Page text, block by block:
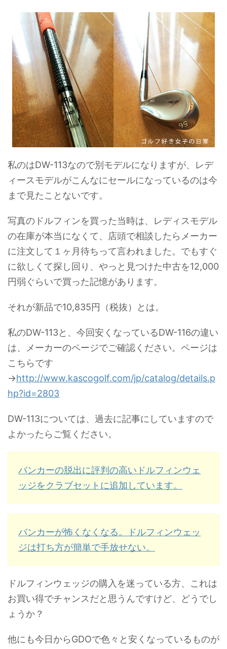
私のはDW-113なので別モデルになりますが、レデ
ィースモデルがこんなにセールになっているのは今
まで見たことないです。
写真のドルフィンを買った当時は、レディスモデル
の在庫が本当になくて、店頭で相談したらメーカー
に注文して１ヶ月待ちって言われました。でもすぐ
に欲しくて探し回り、やっと見つけた中古を12,000
円弱ぐらいで買った記憶があります。
それが新品で10,835円（税抜）とは。
私のDW-113と、今回安くなっているDW-116の違い
は、メーカーのページでご確認ください。ページは
こちらです
→http://www.kascogolf.com/jp/catalog/details.p
hp?id=2803
DW-113については、過去に記事にしていますので
よかったらご覧ください。
バンカーの脱出に評判の高いドルフィンウェ
ッジをクラブセットに追加しています。
バンカーが怖くなくなる。ドルフィンウェッ
ジは打ち方が簡単で手放せない。
ドルフィンウェッジの購入を迷っている方、これは
お買い得でチャンスだと思うんですけど、どうでし
ょうか？
他にも今日からGDOで色々と安くなっているものが